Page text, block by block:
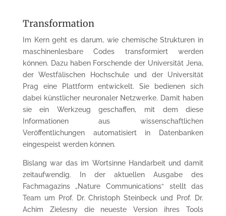
Transformation
Im Kern geht es darum, wie chemische Strukturen in
maschinenlesbare Codes transformiert werden
können. Dazu haben Forschende der Universität Jena,
der Westfälischen Hochschule und der Universität
Prag eine Plattform entwickelt. Sie bedienen sich
dabei künstlicher neuronaler Netzwerke. Damit haben
sie ein Werkzeug geschaffen, mit dem diese
Informationen aus wissenschaftlichen
Veröffentlichungen automatisiert in Datenbanken
eingespeist werden können.
Bislang war das im Wortsinne Handarbeit und damit
zeitaufwendig. In der aktuellen Ausgabe des
Fachmagazins „Nature Communications“ stellt das
Team um Prof. Dr. Christoph Steinbeck und Prof. Dr.
Achim Zielesny die neueste Version ihres Tools